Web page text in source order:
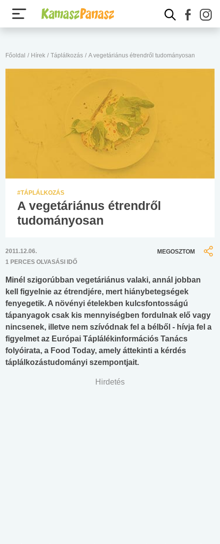
Főoldal / Hírek / Táplálkozás / A vegetáriánus étrendről tudományosan
#TÁPLÁLKOZÁS
A vegetáriánus étrendről
tudományosan
2011.12.06.
1 PERCES OLVASÁSI IDŐ
MEGOSZTOM
Minél szigorúbban vegetáriánus valaki, annál jobban
kell figyelnie az étrendjére, mert hiánybetegségek
fenyegetik. A növényi ételekben kulcsfontosságú
tápanyagok csak kis mennyiségben fordulnak elő vagy
nincsenek, illetve nem szívódnak fel a bélből - hívja fel a
figyelmet az Európai Táplálékinformációs Tanács
folyóirata, a Food Today, amely áttekinti a kérdés
táplálkozástudományi szempontjait.
Hirdetés